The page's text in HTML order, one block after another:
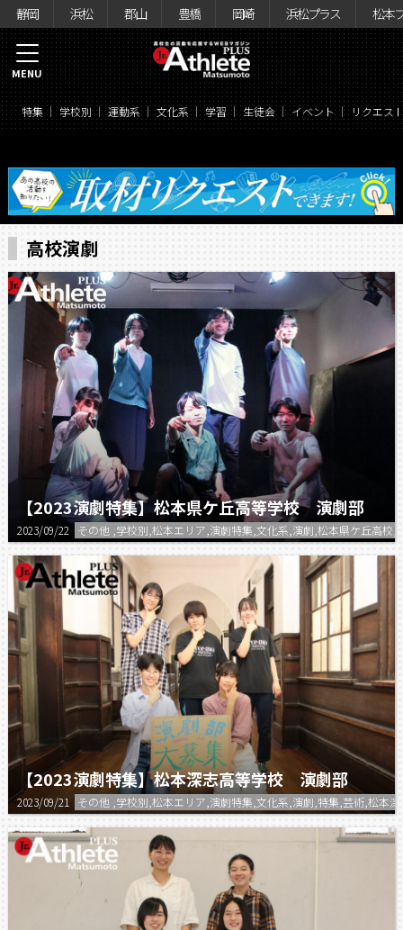
静岡 浜松 郡山 豊橋 岡崎 浜松プラス 松本
特集 学校別 運動系 文化系 学習 生徒会 イベント リクエス
MENU
高校演劇
【2023演劇特集】松本県ケ丘高等学校 演劇部
2023/09/22 その他 ,学校別,松本エリア,演劇特集,文化系,演劇,松本県ケ丘高校,
【2023演劇特集】松本深志高等学校 演劇部
2023/09/21 その他 ,学校別,松本エリア,演劇特集,文化系,演劇,特集,芸術,松本深